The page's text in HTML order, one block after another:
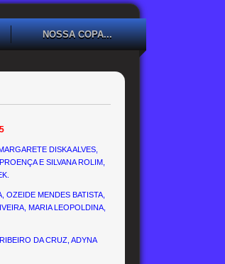
NOSSA COPA...
DISKA ALVES,
E SILVANA ROLIM,
OZEIDE MENDES BATISTA,
MARIA LEOPOLDINA,
DA CRUZ, ADYNA